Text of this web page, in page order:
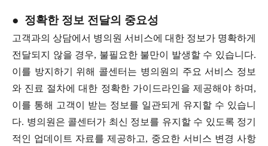
● 정확한 정보 전달의 중요성
고객과의 상담에서 병의원 서비스에 대한 정보가 명확하게
전달되지 않을 경우, 불필요한 불만이 발생할 수 있습니다.
이를 방지하기 위해 콜센터는 병의원의 주요 서비스 정보
와 진료 절차에 대한 정확한 가이드라인을 제공해야 하며,
이를 통해 고객이 받는 정보를 일관되게 유지할 수 있습니
다. 병의원은 콜센터가 최신 정보를 유지할 수 있도록 정기
적인 업데이트 자료를 제공하고, 중요한 서비스 변경 사항